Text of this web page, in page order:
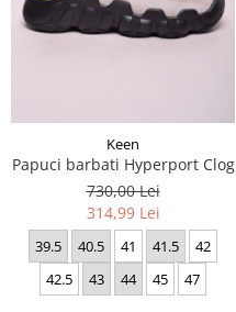
Keen
Papuci barbati Hyperport Clog
730,00 Lei
314,99 Lei
39.5 40.5 41 41.5
42
42.5
43 44 45 47